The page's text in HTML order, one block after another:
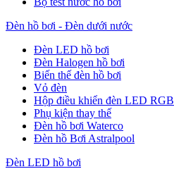
Đèn hồ bơi - Đèn dưới nước
Đèn LED hồ bơi
Đèn Halogen hồ bơi
Biến thế đèn hồ bơi
Vỏ đèn
Hộp điều khiển đèn LED RGB
Phụ kiện thay thế
Đèn hồ bơi Waterco
Đèn hồ Bơi Astralpool
Đèn LED hồ bơi